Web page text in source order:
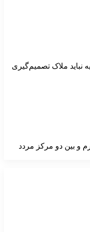
نباید ملاک تصمیم‌گیری
و بین دو مرکز مردد